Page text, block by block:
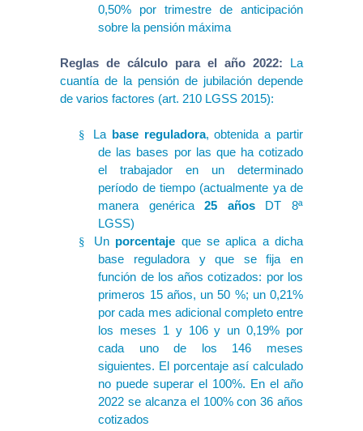
0,50% por trimestre de anticipación
sobre la pensión máxima
Reglas de cálculo para el año 2022: La
cuantía de la pensión de jubilación depende
de varios factores (art. 210 LGSS 2015):
§ La base reguladora, obtenida a partir
de las bases por las que ha cotizado
el trabajador en un determinado
período de tiempo (actualmente ya de
manera genérica25 años DT 8ª
LGSS)
§ Un porcentaje que se aplica a dicha
base reguladora y que se fija en
función de los años cotizados: por los
primeros 15 años, un 50 %; un 0,21%
por cada mes adicional completo entre
los meses 1 y 106 y un 0,19% por
cada uno de los 146 meses
siguientes. El porcentaje así calculado
no puede superar el 100%. En el año
2022 se alcanza el 100% con 36 años
cotizados